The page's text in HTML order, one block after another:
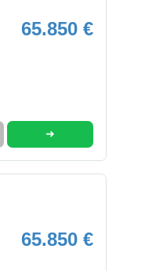
65.850 €
➜
65.850 €